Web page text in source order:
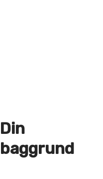
Din
baggrund